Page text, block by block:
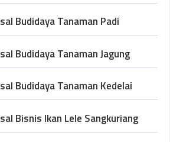
Budidaya Tanaman Padi
Budidaya Tanaman Jagung
Budidaya Tanaman Kedelai
Bisnis Ikan Lele Sangkuriang